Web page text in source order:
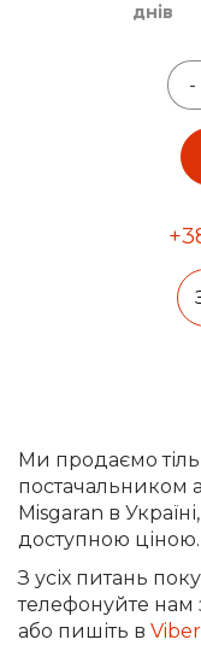
днів
-
Ми продаємо
постачальником
Misgaran в
доступною ціною.
З усіх питань
телефонуйте нам
або пишіть в Viber